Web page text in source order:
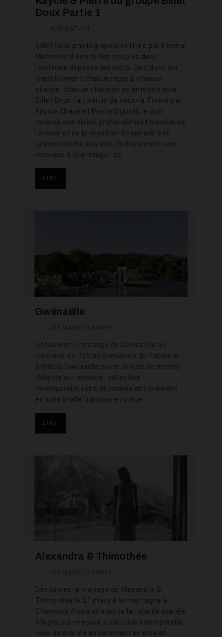
Doux Partie 1
Billet Doux photographié et filmé par Eternal
Moments Il existe des couples dont
l’alchimie dépasse les mots. Des duos qui
transforment chaque regard, chaque
silence, chaque chanson en émotion pure.
Billet Doux fait partie de ceux-là. Formé par
Kaycie Chase et Pierre Elgrishi, le duo
incarne une vision profondément sincère de
l’amour et de la création. Ensemble à la
scène comme à la ville, ils façonnent une
musique à leur image : se
LIRE
Gwénaëlle
Découvrez le mariage de Gwenaelle au
Domaine de Patras Domaines de Patras le
2/08/25 Gwenaelle porte la robe de mariée
Juliette sur-mesure, collection
intemporelle, robe de mariée entièrement
en tulle brodé français et crêpe
LIRE
Alexandra & Thimothée
Découvrez le mariage de Alexandra &
Thimothée le 21 mars à la montagne à
Chamonix Alexandra porte la robe de mariée
Allegra sur-mesure, collection intemporelle,
robe de mariée entièrement en soie et